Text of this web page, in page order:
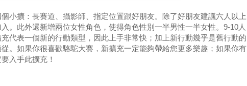
小擴：長賽道、攝影師、指定位置跟好朋友。除了好朋友建議六人以上
。此外還新增兩位女性角色，使得角色性別一半男性一半女性。9-10人
代表一個新的行動類型，因此上手非常快；加上新行動幾乎是舊行動的
。如果你很喜歡駱駝大賽，新擴充一定能夠帶給您更多樂趣；如果你有
入手此擴充！